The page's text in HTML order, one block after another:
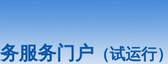
服务门户（试运行）